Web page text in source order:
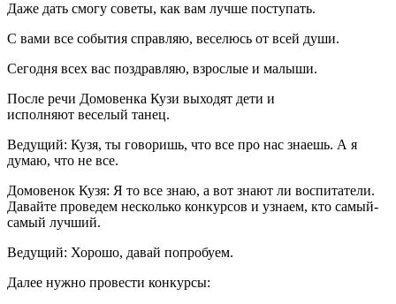
Даже дать смогу советы, как вам лучше поступать.
С вами все события справляю, веселюсь от всей души.
Сегодня всех вас поздравляю, взрослые и малыши.
После речи Домовенка Кузи выходят дети и
исполняют веселый танец.
Ведущий: Кузя, ты говоришь, что все про нас знаешь. А я
думаю, что не все.
Домовенок Кузя: Я то все знаю, а вот знают ли воспитатели.
Давайте проведем несколько конкурсов и узнаем, кто самый-
самый лучший.
Ведущий: Хорошо, давай попробуем.
Далее нужно провести конкурсы: